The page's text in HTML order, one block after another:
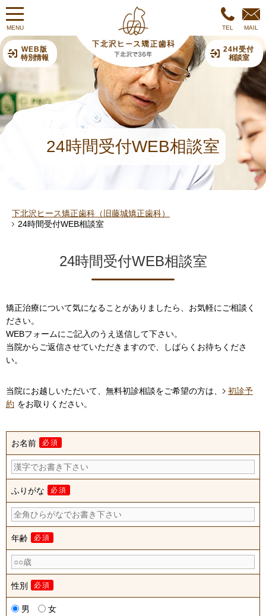
MENU MAIL
TEL
WEB版
特別情報
24H受付
相談室
24時間受付WEB相談室
下北沢ヒース矯正歯科（旧藤城矯正歯科）
24時間受付WEB相談室
24時間受付WEB相談室
矯正治療について気になることがありましたら、お気軽にご相談く
ださい。
WEBフォームにご記入のうえ送信して下さい。
当院からご返信させていただきますので、しばらくお待ちくださ
い。
当院にお越しいただいて、無料初診相談をご希望の方は、
初診予
約 をお取りください。
お名前 必須
ふりがな 必須
年齢 必須
性別 必須
男 女